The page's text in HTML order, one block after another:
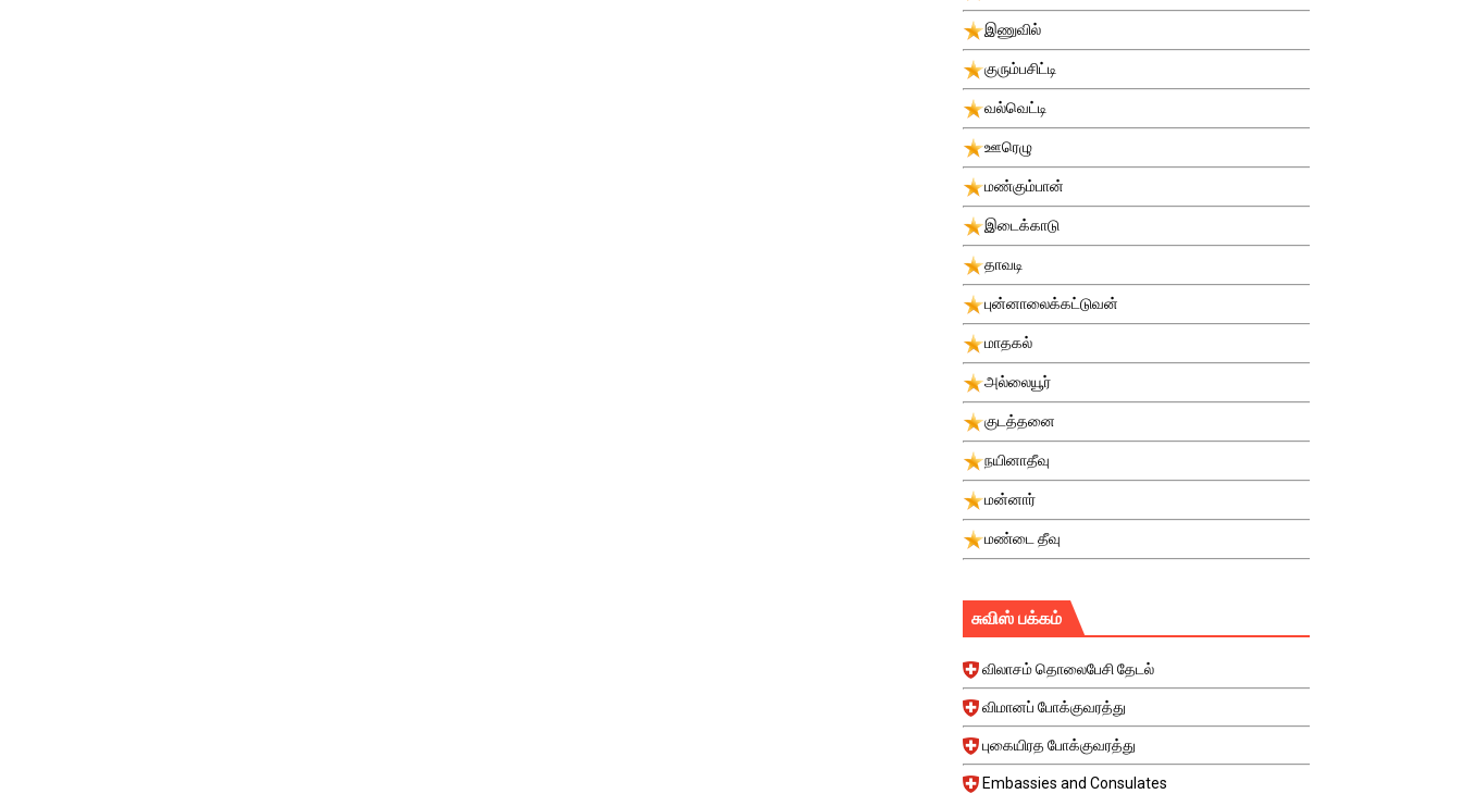
இணுவில்
குரும்பசிட்டி
வல்வெட்டி
ஊரெழு
மண்கும்பான்
இடைக்காடு
தாவடி
புன்னாலைக்கட்டுவன்
மாதகல்
அல்லையூர்
குடத்தனை
நயினாதீவு
மன்னார்
மண்டை தீவு
சுவிஸ் பக்கம்
விலாசம் தொலைபேசி தேடல்
விமானப் போக்குவரத்து
புகையிரத போக்குவரத்து
Embassies and Consulates